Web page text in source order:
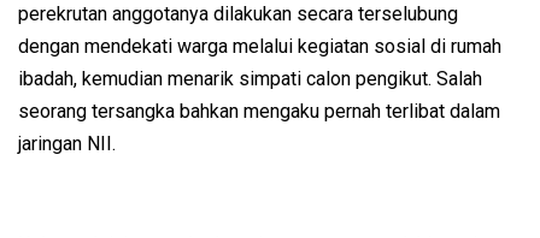
perekrutan anggotanya dilakukan secara terselubung
dengan mendekati warga melalui kegiatan sosial di rumah
ibadah, kemudian menarik simpati calon pengikut. Salah
seorang tersangka bahkan mengaku pernah terlibat dalam
jaringan NII.